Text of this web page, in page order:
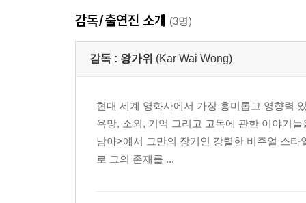
감독/출연진 소개 (3명)
감독 : 왕가위 (Kar Wai Wong)
현대 세계 영화사에서 가장 흥미롭고 영향력
욕망, 소외, 기억 그리고 고독에 관한 이야기
남아>에서 그만의 장기인 강렬한 비주얼 스타
로 그의 존재를 ...